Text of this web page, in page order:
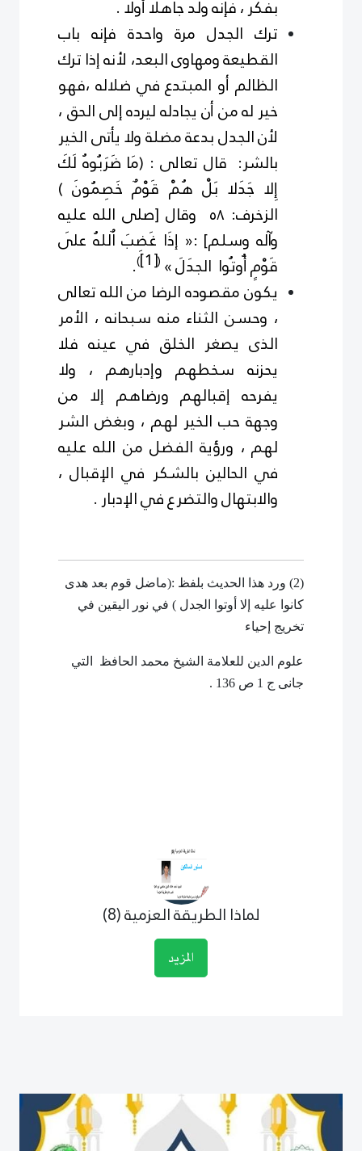
بفكر ، فإنه ولد جاهلا أولا .
ترك الجدل مرة واحدة فإنه باب
القطيعة ومهاوى البعد، لأنه إذا ترك
الظالم أو المبتدع في ضلاله ،فهو
خير له من أن يجادله ليرده إلى الحق ،
لأن الجدل بدعة مضلة ولا يأتى الخير
بالشر: قال تعالى : (مَا ضَرَبُوهُ لَكَ
إِلا جَدَلا بَلْ هُمْ قَوْمٌ خَصِمُونَ )
الزخرف: ٥٨
وقال [صلى الله عليه
وآله وسلم] :« إذَا غَضِبَ اٌللهُ علَى
قَوْمٍ أُوتُوا الجدَلَ » (
[1]
)
.
يكون مقصوده الرضا من الله تعالى
، وحسن الثناء منه سبحانه ، الأمر
الذى يصغر الخلق في عينه فلا
يحزنه سخطهم وإدبارهم ، ولا
يفرحه إقبالهم ورضاهم إلا من
وجهة حب الخير لهم ، وبغض الشر
لهم ، ورؤية الفضل من الله عليه
في الحالين بالشكر في الإقبال ،
والابتهال والتضرع في الإدبار .
(2) ورد هذا الحديث بلفظ :(ماضل قوم بعد هدى
كانوا عليه إلا أوتوا الجدل ) في نور اليقين في
تخريج إحياء
علوم الدين للعلامة الشيخ محمد الحافظ التي
جانى ج 1 ص 136 .
لماذا الطريقة العزمية (8)
المزيد